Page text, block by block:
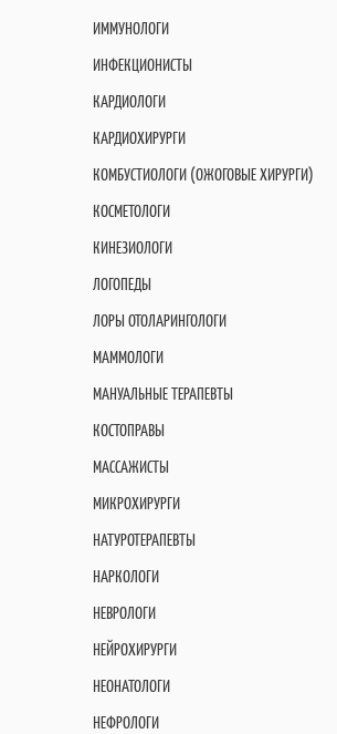
ИММУНОЛОГИ
ИНФЕКЦИОНИСТЫ
КАРДИОЛОГИ
КАРДИОХИРУРГИ
КОМБУСТИОЛОГИ (ОЖОГОВЫЕ ХИРУРГИ)
КОСМЕТОЛОГИ
КИНЕЗИОЛОГИ
ЛОГОПЕДЫ
ЛОРЫ ОТОЛАРИНГОЛОГИ
МАММОЛОГИ
МАНУАЛЬНЫЕ ТЕРАПЕВТЫ
КОСТОПРАВЫ
МАССАЖИСТЫ
МИКРОХИРУРГИ
НАТУРОТЕРАПЕВТЫ
НАРКОЛОГИ
НЕВРОЛОГИ
НЕЙРОХИРУРГИ
НЕОНАТОЛОГИ
НЕФРОЛОГИ